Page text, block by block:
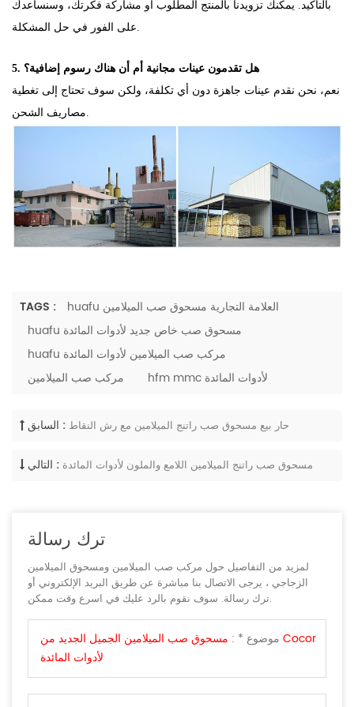
بالتأكيد. يمكنك تزويدنا بالمنتج المطلوب أو مشاركة فكرتك، وسنساعدك
5. هل تقدمون عينات مجانية أم أن هناك رسوم إضافية؟
نعم، نحن نقدم عينات جاهزة دون أي تكلفة، ولكن سوف تحتاج إلى تغطية
TAGS :
huafu العلامة التجارية مسحوق صب الميلامين
huafu مسحوق صب خاص جديد لأدوات المائدة
huafu مركب صب الميلامين لأدوات المائدة
مركب صب الميلامين
hfm mmc لأدوات المائدة
السابق : حار بيع مسحوق صب راتنج الميلامين مع رش النقاط
التالي : مسحوق صب راتنج الميلامين اللامع والملون لأدوات المائدة
ترك رسالة
لمزيد من التفاصيل حول مركب صب الميلامين ومسحوق الميلامين
الزجاجي ، يرجى الاتصال بنا مباشرة عن طريق البريد الإلكتروني أو
ترك رسالة. سوف نقوم بالرد عليك في اسرع وقت ممكن.
موضوع * : مسحوق صب الميلامين الجميل الجديد من Cocor
لأدوات المائدة